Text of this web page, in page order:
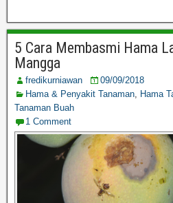
5 Cara Membasmi Hama
Mangga
fredikurniawan
09/09/2018
Hama & Penyakit Tanaman, Hama
Tanaman Buah
1 Comment